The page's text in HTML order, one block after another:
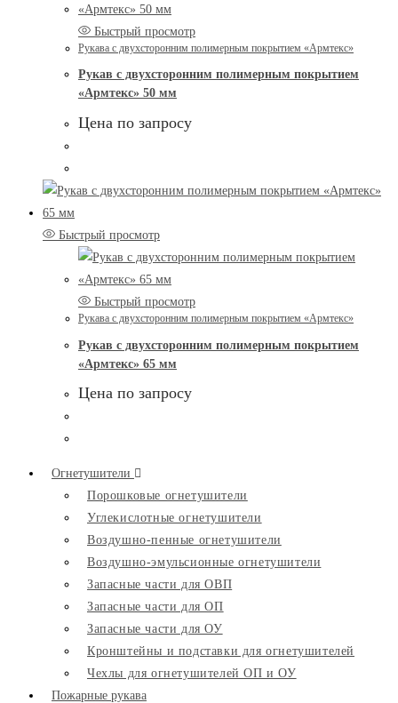
Быстрый просмотр
Рукава с двухсторонним полимерным покрытием «Армтекс»
Рукав с двухсторонним полимерным покрытием
«Армтекс» 50 мм
Цена по запросу
Быстрый просмотр
Быстрый просмотр
Рукава с двухсторонним полимерным покрытием «Армтекс»
Рукав с двухсторонним полимерным покрытием
«Армтекс» 65 мм
Цена по запросу
Огнетушители
Порошковые огнетушители
Углекислотные огнетушители
Воздушно-пенные огнетушители
Воздушно-эмульсионные огнетушители
Запасные части для ОВП
Запасные части для ОП
Запасные части для ОУ
Кронштейны и подставки для огнетушителей
Чехлы для огнетушителей ОП и ОУ
Пожарные рукава